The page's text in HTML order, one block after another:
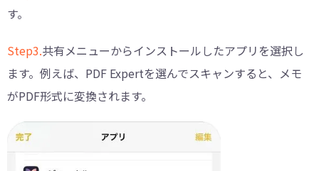
す。
Step3.共有メニューからインストールしたアプリを選択し
ます。例えば、PDF Expertを選んでスキャンすると、メモ
がPDF形式に変換されます。